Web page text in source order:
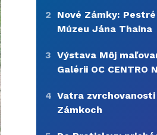
2
Nové Zámky:
Múzeu Jána Thaina
3 Výstava Môj
Galérii OC CENTRO
4 Vatra zvrchovanosti
Zámkoch